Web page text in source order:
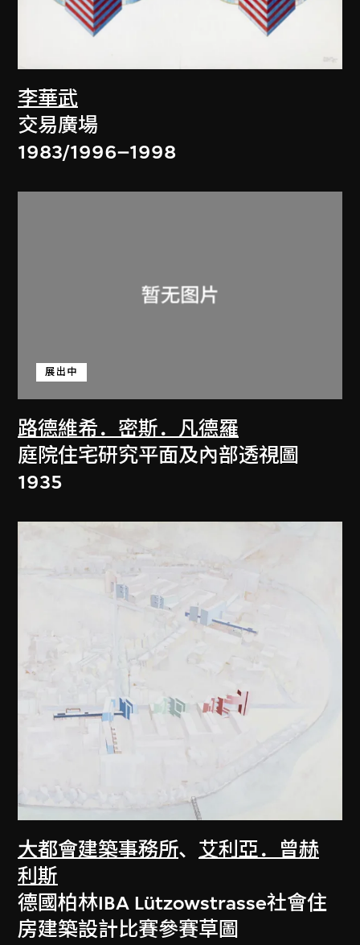
李華武
交易廣場
1983/1996–1998
路德維希．密斯．凡德羅
展出中
庭院住宅研究平面及內部透視圖
1935
大都會建築事務所、 艾利亞．曾赫
利斯
德國柏林IBA Lützowstrasse社會住
房建築設計比賽參賽草圖